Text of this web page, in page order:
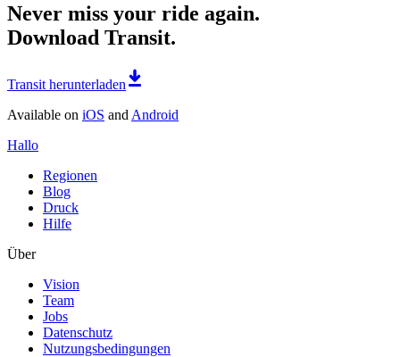
Never miss your ride again.
Download Transit.
Transit herunterladen
Available on iOS and Android
Hallo
Regionen
Blog
Druck
Hilfe
Über
Vision
Team
Jobs
Datenschutz
Nutzungsbedingungen